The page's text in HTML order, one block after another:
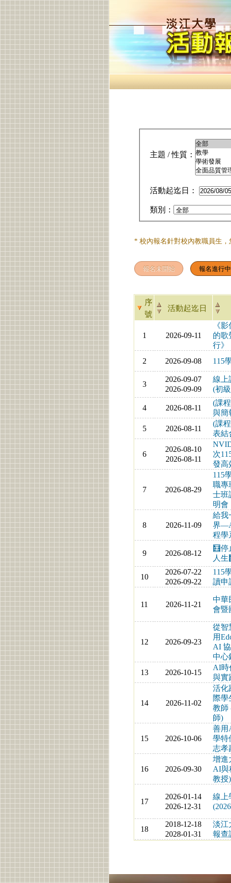
主題 / 性質：
活動起迄日：
類別：
* 校內報名針對校內教職員生
序
號
活動起迄日
1 2026-09-11
《
的歌
行》
2 2026-09-08 115
3
2026-09-07
2026-09-09
線上
(初
4 2026-08-11
(課
與簡
5 2026-08-11
(課
表結
6
2026-08-10
2026-08-11
次
發高
7 2026-08-29
115
職專
士班
明會
8 2026-11-09
給我
界
程學
9 2026-08-12
🧮停
人生
10
2026-07-22
2026-09-22
115
讀申
11 2026-11-21
中華
會暨
12 2026-09-23
從智
用
AI
中心
13 2026-10-15
AI時
與實
14 2026-11-02
活化
際學
教師
師)
15 2026-10-06
善用
學特
志孝
16 2026-09-30
增進
AI與
教授)
17
2026-01-14
2026-12-31
線上
18
2018-12-18
2028-01-31
淡江
報查